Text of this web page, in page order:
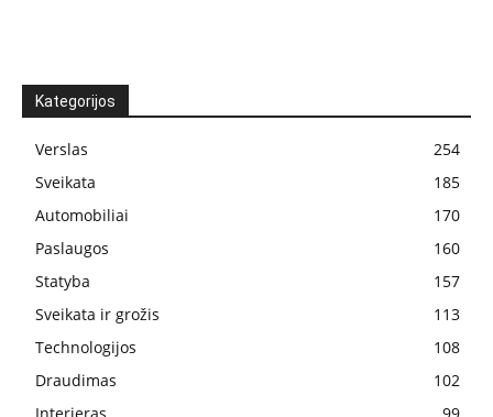
Kategorijos
Verslas
254
Sveikata
185
Automobiliai
170
Paslaugos
160
Statyba
157
Sveikata ir grožis
113
Technologijos
108
Draudimas
102